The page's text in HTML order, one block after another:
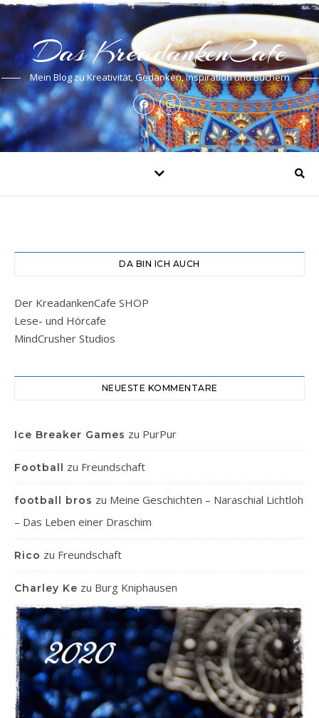
Das KreadankenCafe
Mein Blog zu Kreativität, Gedanken, Inspiration und Büchern
DA BIN ICH AUCH
Der KreadankenCafe SHOP
Lese- und Hörcafe
MindCrusher Studios
NEUESTE KOMMENTARE
Ice Breaker Games zu PurPur
Football zu Freundschaft
football bros zu Meine Geschichten – Naraschial Lichtloh
– Das Leben einer Draschim
Rico zu Freundschaft
Charley Ke zu Burg Kniphausen